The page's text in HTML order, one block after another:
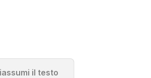
il testo